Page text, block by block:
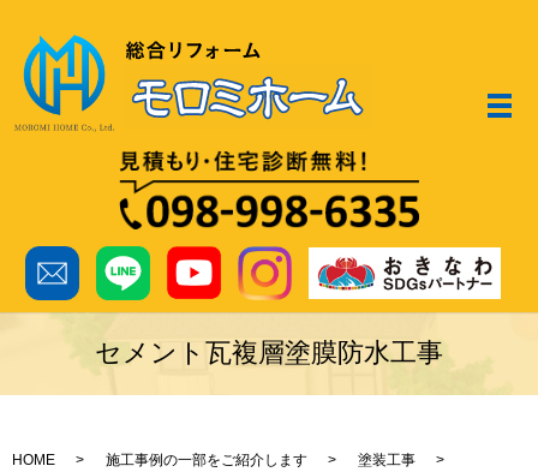
メ
セメント瓦複層塗膜防水工事
HOME 施工事例の一部をご紹介します
塗装工事